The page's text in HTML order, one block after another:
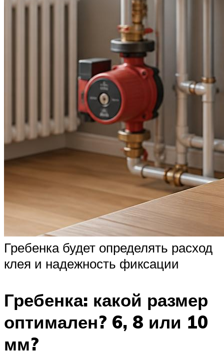
Гребенка будет определять расход
клея и надежность фиксации
Гребенка: какой размер
оптимален? 6, 8 или 10
мм?